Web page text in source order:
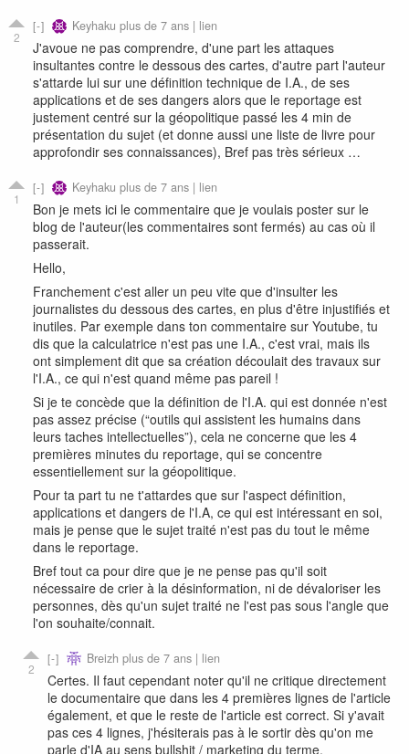
2
Keyhaku plus de 7 ans | lien
J'avoue ne pas comprendre, d'une part les attaques
insultantes contre le dessous des cartes, d'autre part l'auteur
s'attarde lui sur une définition technique de I.A., de ses
applications et de ses dangers alors que le reportage est
justement centré sur la géopolitique passé les 4 min de
présentation du sujet (et donne aussi une liste de livre pour
approfondir ses connaissances), Bref pas très sérieux …
1
Keyhaku plus de 7 ans | lien
Bon je mets ici le commentaire que je voulais poster sur le
blog de l'auteur(les commentaires sont fermés) au cas où il
passerait.
Hello,
Franchement c'est aller un peu vite que d'insulter les
journalistes du dessous des cartes, en plus d'être injustifiés et
inutiles. Par exemple dans ton commentaire sur Youtube, tu
dis que la calculatrice n'est pas une I.A., c'est vrai, mais ils
ont simplement dit que sa création découlait des travaux sur
l'I.A., ce qui n'est quand même pas pareil !
Si je te concède que la définition de l'I.A. qui est donnée n'est
pas assez précise (“outils qui assistent les humains dans
leurs taches intellectuelles”), cela ne concerne que les 4
premières minutes du reportage, qui se concentre
essentiellement sur la géopolitique.
Pour ta part tu ne t'attardes que sur l'aspect définition,
applications et dangers de l'I.A, ce qui est intéressant en soi,
mais je pense que le sujet traité n'est pas du tout le même
dans le reportage.
Bref tout ca pour dire que je ne pense pas qu'il soit
nécessaire de crier à la désinformation, ni de dévaloriser les
personnes, dès qu'un sujet traité ne l'est pas sous l'angle que
l'on souhaite/connait.
2
Breizh plus de 7 ans | lien
Certes. Il faut cependant noter qu'il ne critique directement
le documentaire que dans les 4 premières lignes de l'article
également, et que le reste de l'article est correct. Si y'avait
pas ces 4 lignes, j'hésiterais pas à le sortir dès qu'on me
parle d'IA au sens bullshit / marketing du terme.